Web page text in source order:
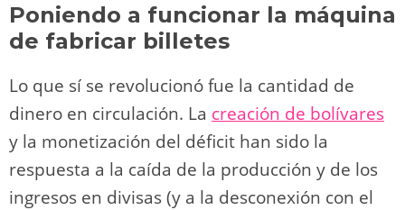
Poniendo a funcionar la máquina
de fabricar billetes
Lo que sí se revolucionó fue la cantidad de
dinero en circulación. La creación de bolívares
y la monetización del déficit han sido la
respuesta a la caída de la producción y de los
ingresos en divisas (y a la desconexión con el